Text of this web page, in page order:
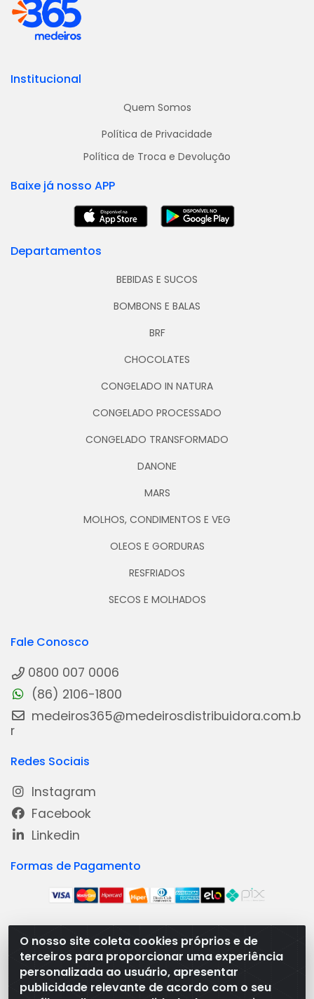
O nosso site coleta cookies próprios e de
terceiros para proporcionar uma experiência
personalizada ao usuário, apresentar
publicidade relevante de acordo com o seu
Institucional
Quem Somos
Política de Privacidade
Política de Troca e Devolução
Baixe já nosso APP
Departamentos
BEBIDAS E SUCOS
BOMBONS E BALAS
BRF
CHOCOLATES
CONGELADO IN NATURA
CONGELADO PROCESSADO
CONGELADO TRANSFORMADO
DANONE
MARS
MOLHOS, CONDIMENTOS E VEG
OLEOS E GORDURAS
RESFRIADOS
SECOS E MOLHADOS
Fale Conosco
0800 007 0006
(86) 2106-1800
medeiros365@medeirosdistribuidora.com.b
r
Redes Sociais
Instagram
Facebook
Linkedin
Formas de Pagamento
Medeiros Distribuidora - Rua Dias Carneiro, 1977 -
Ramal, Bacabal/MA - CEP 65.700-000 - CNPJ
08.474.030/0001-41